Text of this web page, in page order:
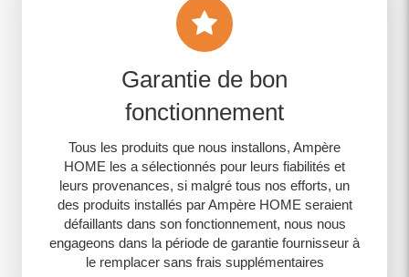
Garantie de bon
fonctionnement
Tous les produits que nous installons, Ampère
HOME les a sélectionnés pour leurs fiabilités et
leurs provenances, si malgré tous nos efforts, un
des produits installés par Ampère HOME seraient
défaillants dans son fonctionnement, nous nous
engageons dans la période de garantie fournisseur à
le remplacer sans frais supplémentaires